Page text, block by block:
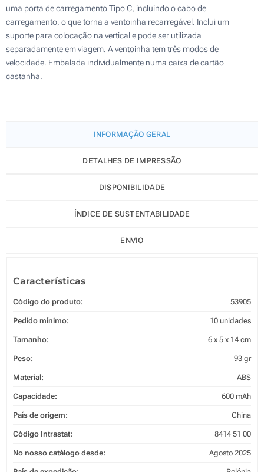
uma porta de carregamento Tipo C, incluindo o cabo de
carregamento, o que torna a ventoinha recarregável. Inclui um
suporte para colocação na vertical e pode ser utilizada
separadamente em viagem. A ventoinha tem três modos de
velocidade. Embalada individualmente numa caixa de cartão
castanha.
INFORMAÇÃO GERAL
DETALHES DE IMPRESSÃO
DISPONIBILIDADE
ÍNDICE DE SUSTENTABILIDADE
ENVIO
Características
Código do produto: 53905
Pedido mínimo: 10 unidades
Tamanho: 6 x 5 x 14 cm
Peso: 93 gr
Material: ABS
Capacidade: 600 mAh
País de origem: China
Código Intrastat: 8414 51 00
No nosso catálogo desde: Agosto 2025